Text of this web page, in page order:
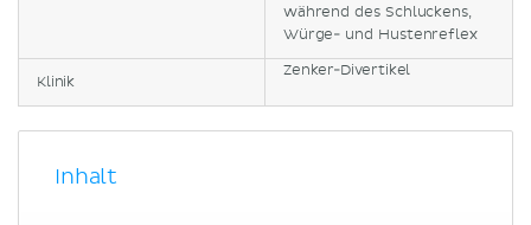
während des Schluckens,
Würge- und Hustenreflex
Klinik
Zenker-Divertikel
Inhalt